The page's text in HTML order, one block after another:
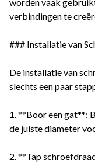
worden vaak
verbindingen te
### Installatie van
De installatie van
slechts een paar
1. **Boor een gat**:
de juiste diameter
2. **Tap